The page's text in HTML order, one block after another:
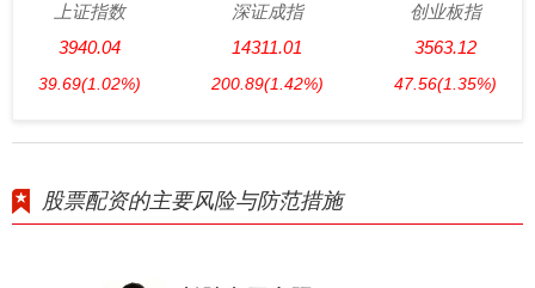
上证指数
3940.04
39.69(1.02%)
深证成指
14311.01
200.89(1.42%)
创业板指
3563.12
47.56(1.35%)
股票配资的主要风险与防范措施